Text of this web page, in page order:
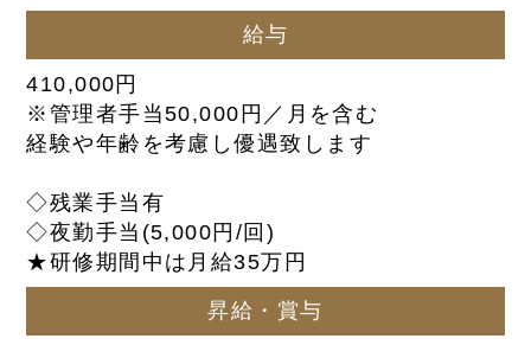
給与
410,000円
※管理者手当50,000円／月を含む
経験や年齢を考慮し優遇致します
◇残業手当有
◇夜勤手当(5,000円/回)
★研修期間中は月給35万円
昇給・賞与